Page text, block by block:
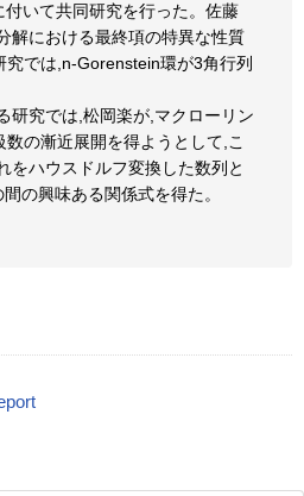
いて共同研究を行った。佐藤
解における最終項の特異な性質
では,n-Gorenstein環が3角行列
研究では,松岡楽が,マクローリン
の漸近展開を得ようとして,こ
をハウスドルフ変換した数列と
の興味ある関係式を得た。